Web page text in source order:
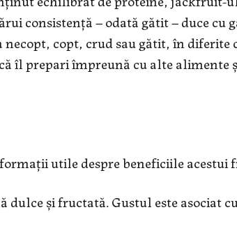
consistență – odată gătit – duce cu
necopt, copt, crud sau gătit, în
îl prepari împreună cu alte
utile despre beneficiile acestui
dulce și fructată. Gustul este asociat